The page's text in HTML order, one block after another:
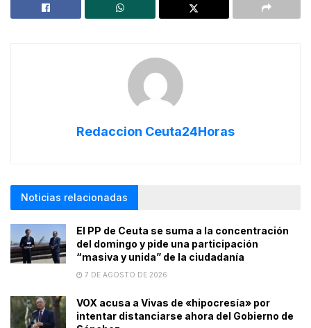
Redaccion Ceuta24Horas
Noticias relacionadas
El PP de Ceuta se suma a la concentración
del domingo y pide una participación
“masiva y unida” de la ciudadanía
7 DE AGOSTO DE 2026
VOX acusa a Vivas de «hipocresía» por
intentar distanciarse ahora del Gobierno de